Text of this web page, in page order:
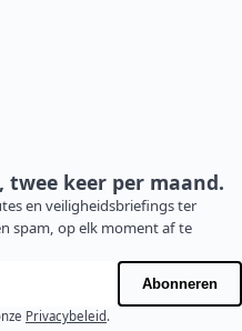
twee keer per maand.
en veiligheidsbriefings ter
spam, op elk moment af te
Abonneren
Privacybeleid.